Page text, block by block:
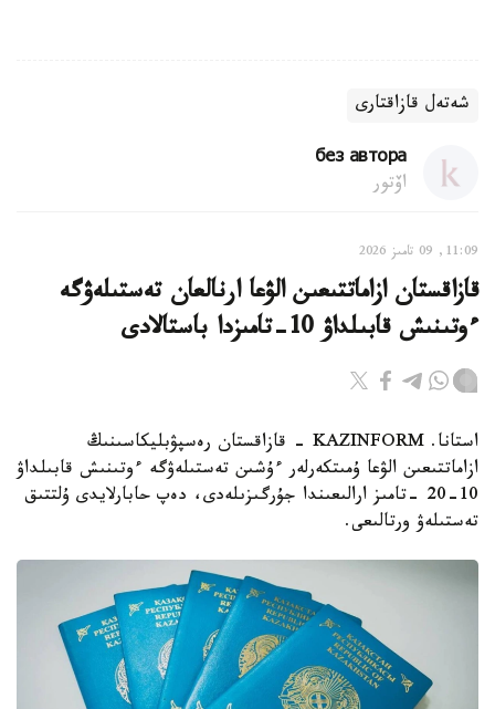
شەتەل قازاقتارى
без автора
اۆتور
11:09, 09 تامىز 2026
قازاقستان ازاماتتىعىن الۋعا ارنالعان تەستىلەۋگە
ءوتىنىش قابىلداۋ 10-تامىزدا باستالادى
استانا. KAZINFORM - قازاقستان رەسپۋبليكاسىنىڭ
ازاماتتىعىن الۋعا ۇمىتكەرلەر ءۇشىن تەستىلەۋگە ءوتىنىش قابىلداۋ
10-20 -تامىز ارالىعىندا جۇرگىزىلەدى، دەپ حابارلايدى ۇلتتىق
تەستىلەۋ ورتالىعى.